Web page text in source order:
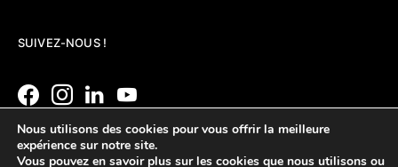
SUIVEZ-NOUS !
Nous utilisons des cookies pour vous offrir la meilleure
expérience sur notre site.
Vous pouvez en savoir plus sur les cookies que nous utilisons ou